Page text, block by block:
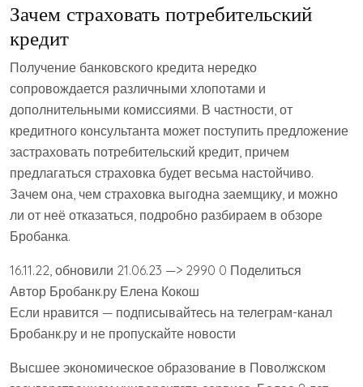
Зачем страховать потребительский
кредит
Получение банковского кредита нередко
сопровождается различными хлопотами и
дополнительными комиссиями. В частности, от
кредитного консультанта может поступить предложение
застраховать потребительский кредит, причем
предлагаться страховка будет весьма настойчиво.
Зачем она, чем страховка выгодна заемщику, и можно
ли от неё отказаться, подробно разбираем в обзоре
Бробанка.
16.11.22, обновили 21.06.23 —> 2990 0 Поделиться
Автор Бробанк.ру Елена Кокош
Если нравится — подписывайтесь на телеграм-канал
Бробанк.ру и не пропускайте новости
Высшее экономическое образование в Поволжском